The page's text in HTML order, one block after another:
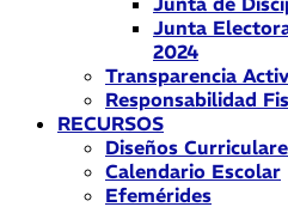
Junta
2024
Transparencia
Responsabilidad
RECURSOS
Diseños
Calendario Escolar
Efemérides